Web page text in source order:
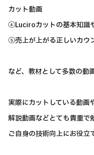
カット動画
④Luciroカットの基本知識
⑤売上が上がる正しいカウ
など、教材として多数の動
実際にカットしている動画
解説動画などとても貴重で
ご自身の技術向上にお役立